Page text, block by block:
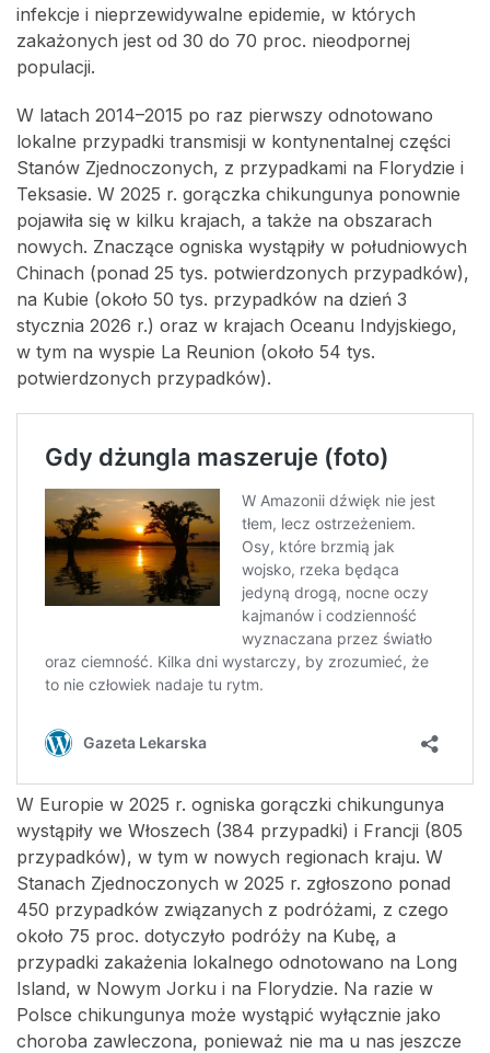
infekcje i nieprzewidywalne epidemie, w których
zakażonych jest od 30 do 70 proc. nieodpornej
populacji.
W latach 2014–2015 po raz pierwszy odnotowano
lokalne przypadki transmisji w kontynentalnej części
Stanów Zjednoczonych, z przypadkami na Florydzie i
Teksasie. W 2025 r. gorączka chikungunya ponownie
pojawiła się w kilku krajach, a także na obszarach
nowych. Znaczące ogniska wystąpiły w południowych
Chinach (ponad 25 tys. potwierdzonych przypadków),
na Kubie (około 50 tys. przypadków na dzień 3
stycznia 2026 r.) oraz w krajach Oceanu Indyjskiego,
w tym na wyspie La Reunion (około 54 tys.
potwierdzonych przypadków).
W Europie w 2025 r. ogniska gorączki chikungunya
wystąpiły we Włoszech (384 przypadki) i Francji (805
przypadków), w tym w nowych regionach kraju. W
Stanach Zjednoczonych w 2025 r. zgłoszono ponad
450 przypadków związanych z podróżami, z czego
około 75 proc. dotyczyło podróży na Kubę, a
przypadki zakażenia lokalnego odnotowano na Long
Island, w Nowym Jorku i na Florydzie. Na razie w
Polsce chikungunya może wystąpić wyłącznie jako
choroba zawleczona, ponieważ nie ma u nas jeszcze